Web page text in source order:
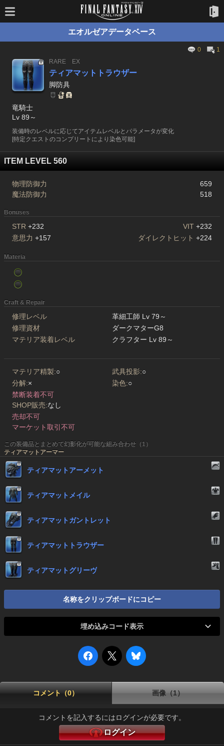
エオルゼアデータベース
0
1
RARE
EX
ティアマットトラウザー
脚防具
竜騎士
Lv 89～
装備時のレベルに応じてアイテムレベルとパラメータが変化
[特定クエストのコンプリートにより染色可能]
ITEM LEVEL 560
物理防御力
659
魔法防御力
518
Bonuses
STR +232 VIT +232
意思力 +157 ダイレクトヒット +224
Materia
Craft & Repair
修理レベル
革細工師 Lv 79～
修理資材
ダークマターG8
マテリア装着レベル
クラフター Lv 89～
マテリア精製:○ 武具投影:○
分解:× 染色:○
禁断装着不可
SHOP販売:なし
売却不可
マーケット取引不可
この装備品とまとめて幻影化が可能な組み合わせ（1）
ティアマットアーマー
ティアマットアーメット
ティアマットメイル
ティアマットガントレット
ティアマットトラウザー
ティアマットグリーヴ
名称をクリップボードにコピー
埋め込みコード表示
コメント（0） 画像（1）
コメントを記入するにはログインが必要です。
ログイン